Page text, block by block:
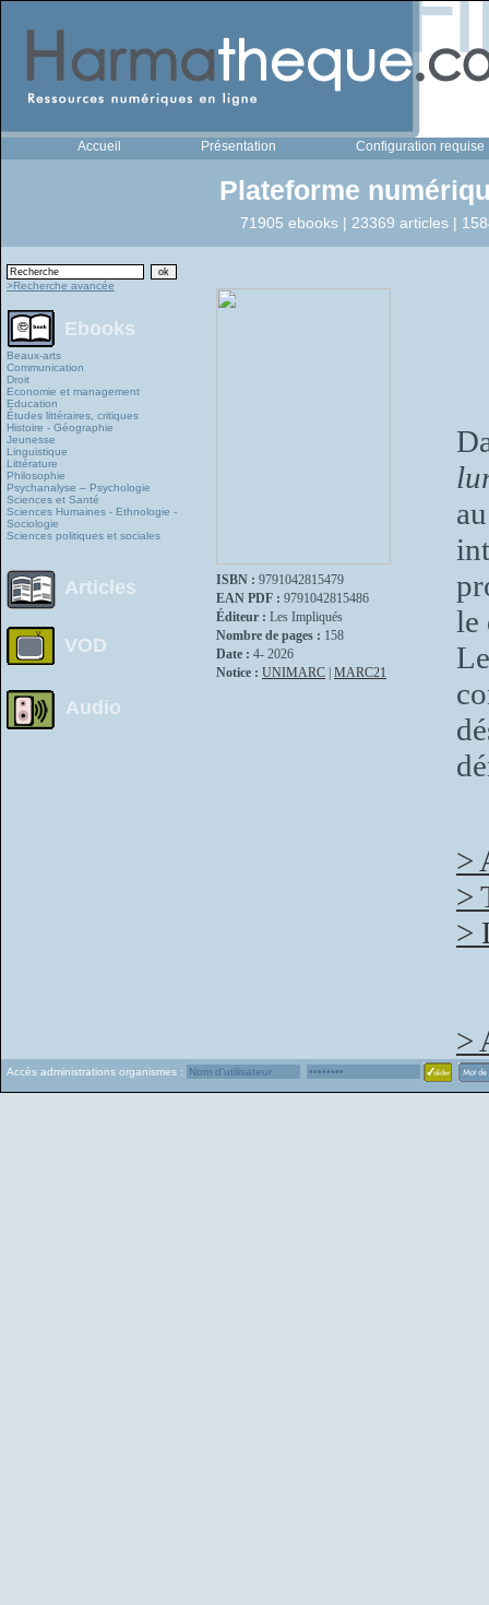
Accueil Présentation Configuration requise
Plateforme
71905 ebooks | 23369 articles |
>Recherche avancée
Ebooks
Beaux-arts
Communication
Droit
Economie et management
Education
Études littéraires, critiques
Histoire - Géographie
Jeunesse
Linguistique
Littérature
Philosophie
Psychanalyse – Psychologie
Sciences et Santé
Sciences Humaines - Ethnologie -
Sociologie
Sciences politiques et sociales
Articles
VOD
Audio
ISBN : 9791042815479
EAN PDF : 9791042815486
Éditeur : Les Impliqués
Nombre de pages : 158
Date : 4- 2026
Notice : UNIMARC MARC21
le
>
>
>
>
Accès administrations organismes :